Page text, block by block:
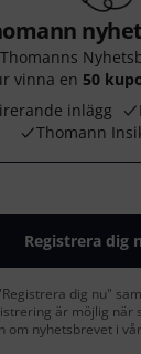
vinna en 50
inlägg
Thomann
Registrera dig
dig nu"
är möjlig när
om nyhetsbrevet i vår